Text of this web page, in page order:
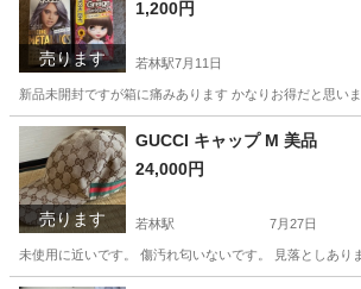
売ります
1,200円
若林駅7月11日
新品未開封ですが箱に痛みあります かなりお得だと思い
愛知 豊田市 ヘアケア ヘアカラー
売ります
GUCCI キャップ M 美品
24,000円
若林駅 7月27日
未使用に近いです。 傷汚れ匂いないです。 見落としあ